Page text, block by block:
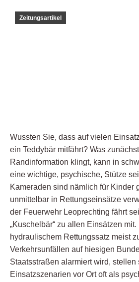
Zeitungsartikel
Wussten Sie, dass auf vielen
ein Teddybär mitfährt? Was
Randinformation klingt, kann in
eine wichtige, psychische, Stütze
Kameraden sind nämlich für Kinder
unmittelbar in Rettungseinsätze
der Feuerwehr Leoprechting fährt
„Kuschelbär“ zu allen Einsätzen
hydraulischem Rettungssatz meist
Verkehrsunfällen auf hiesigen
Staatsstraßen alarmiert wird, stellen
Einsatzszenarien vor Ort oft als